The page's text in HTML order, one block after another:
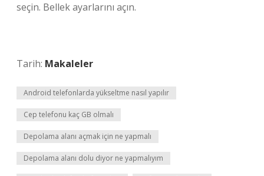
seçin. Bellek ayarlarını açın.
Tarih: Makaleler
Android telefonlarda yükseltme nasıl yapılır
Cep telefonu kaç GB olmalı
Depolama alanı açmak için ne yapmalı
Depolama alanı dolu diyor ne yapmalıyım